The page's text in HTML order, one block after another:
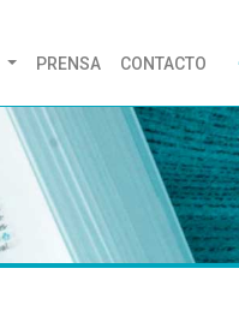
PRENSA CONTACTO